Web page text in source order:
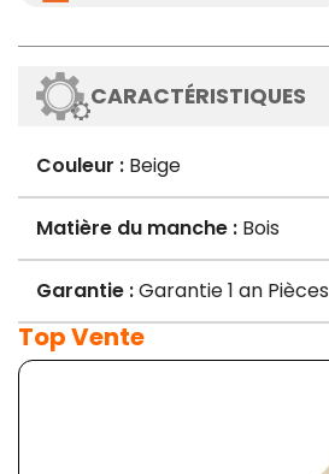
CARACTÉRISTIQUES
Couleur : Beige
Matière du manche : Bois
Garantie :Garantie 1 an Pièces
Top Vente